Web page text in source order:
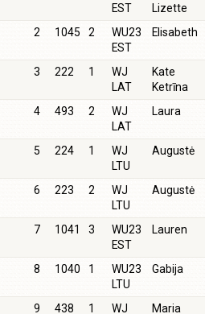
EST
Lizette
2 1045 2
WU23
EST
Elisabeth
3 222 1
WJ
LAT
Kate
Ketrīna
4 493 2
WJ
LAT
Laura
5 224 1
WJ
LTU
Augustė
6 223 2
WJ
LTU
Augustė
7 1041 3
WU23
EST
Lauren
8 1040 1
WU23
LTU
Gabija
9 438 1
WJ
Maria